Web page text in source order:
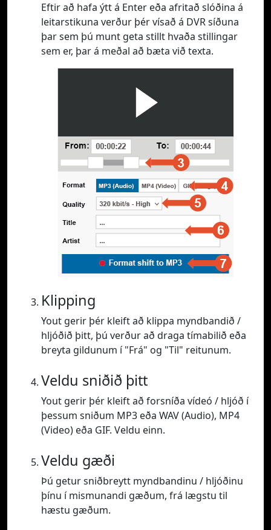
Eftir að hafa ýtt á Enter eða afritað slóðina á
leitarstikuna verður þér vísað á DVR síðuna
þar sem þú munt geta stillt hvaða stillingar
sem er, þar á meðal að bæta við texta.
Klipping
Yout gerir þér kleift að klippa myndbandið /
hljóðið þitt, þú verður að draga tímabilið eða
breyta gildunum í "Frá" og "Til" reitunum.
Veldu sniðið þitt
Yout gerir þér kleift að forsníða vídeó / hljóð í
þessum sniðum MP3 eða WAV (Audio), MP4
(Video) eða GIF. Veldu einn.
Veldu gæði
Þú getur sniðbreytt myndbandinu / hljóðinu
þínu í mismunandi gæðum, frá lægstu til
hæstu gæðum.